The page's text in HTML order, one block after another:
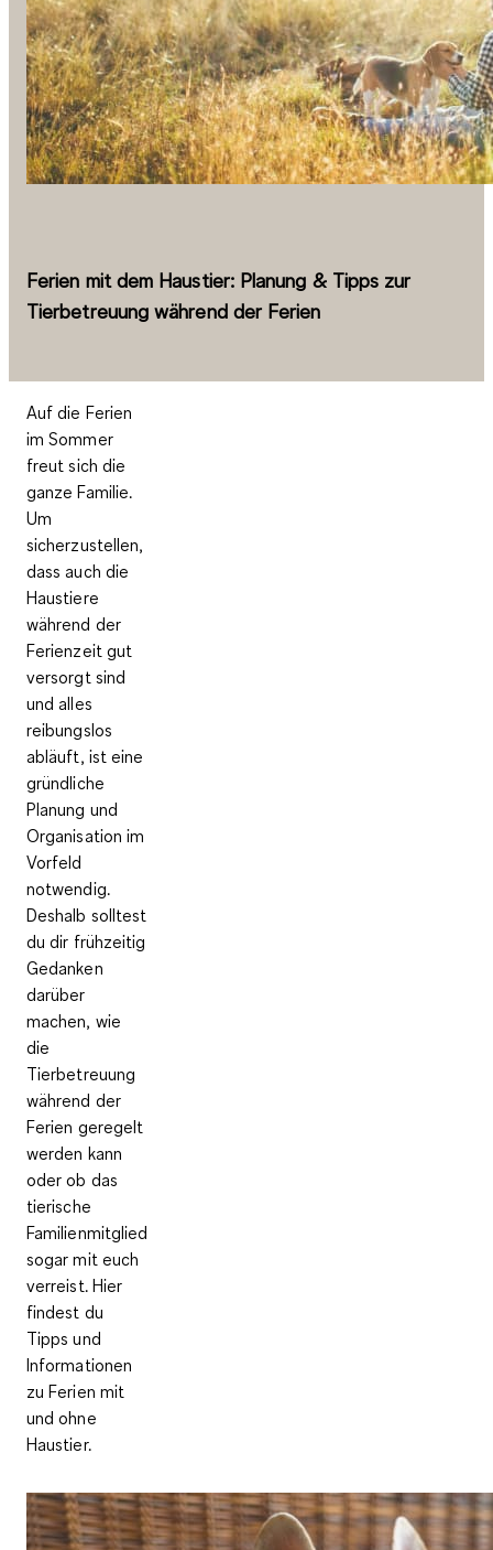
Ferien mit dem Haustier: Planung & Tipps zur
Tierbetreuung während der Ferien
Auf die Ferien
im Sommer
freut sich die
ganze Familie.
Um
sicherzustellen,
dass auch die
Haustiere
während der
Ferienzeit gut
versorgt sind
und alles
reibungslos
abläuft, ist eine
gründliche
Planung und
Organisation im
Vorfeld
notwendig.
Deshalb solltest
du dir frühzeitig
Gedanken
darüber
machen, wie
die
Tierbetreuung
während der
Ferien geregelt
werden kann
oder ob das
tierische
Familienmitglied
sogar mit euch
verreist. Hier
findest du
Tipps und
Informationen
zu Ferien mit
und ohne
Haustier.